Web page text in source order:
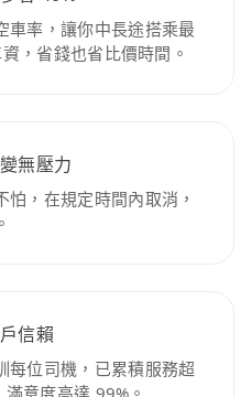
車率，讓你中長途搭乘最
，省錢也省比價時間。
無壓力
怕，在規定時間內取消，
信賴
每位司機，已累積服務超